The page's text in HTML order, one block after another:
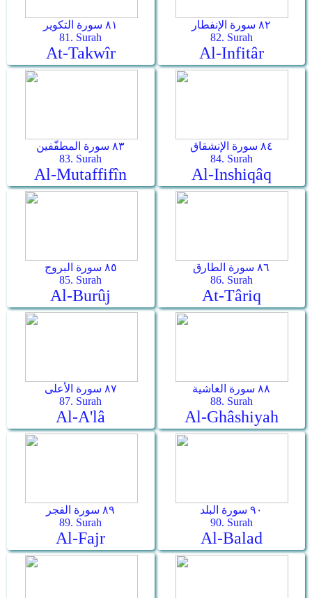
٨١ سورة التكوير
81. Surah
At-Takwîr
٨٢ سورة الإنفطار
82. Surah
Al-Infitâr
٨٣ سورة المطفّفين
83. Surah
Al-Mutaffifîn
٨٤ سورة الإنشقاق
84. Surah
Al-Inshiqâq
٨٥ سورة البروج
85. Surah
Al-Burûj
٨٦ سورة الطارق
86. Surah
At-Târiq
٨٧ سورة الأعلى
87. Surah
Al-A'lâ
٨٨ سورة الغاشية
88. Surah
Al-Ghâshiyah
٨٩ سورة الفجر
89. Surah
Al-Fajr
٩٠ سورة البلد
90. Surah
Al-Balad